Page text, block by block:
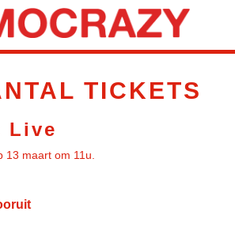
TICKETS
Live
13 maart om 11u.